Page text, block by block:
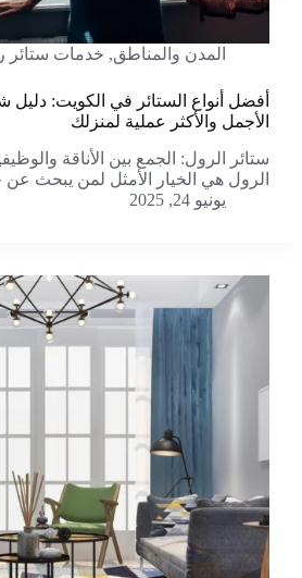
المدن والمناطق, خدمات ستائر
أفضل أنواع الستائر في الكويت: دليل
الأجمل والأكثر عملية لمنزلك
ستائر الرول: الجمع بين الأناقة
الرول هي الخيار الأمثل لمن يبحث
يونيو 24, 2025